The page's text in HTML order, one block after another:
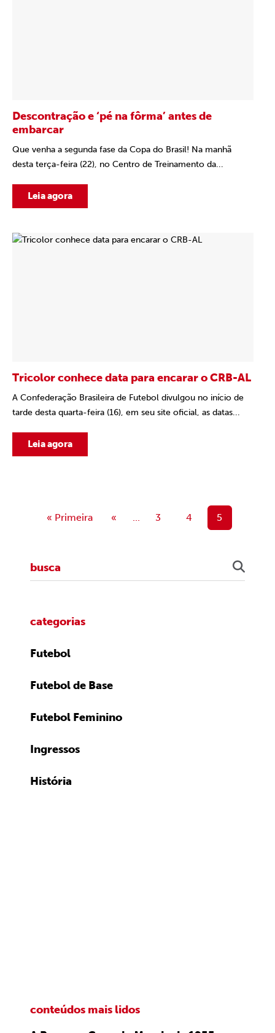
Descontração e ‘pé na fôrma’ antes de
embarcar
Que venha a segunda fase da Copa do Brasil! Na manhã
desta terça-feira (22), no Centro de Treinamento da...
Leia agora
Tricolor conhece data para encarar o CRB-AL
A Confederação Brasileira de Futebol divulgou no início de
tarde desta quarta-feira (16), em seu site oficial, as datas...
Leia agora
« Primeira « ... 3 4 5
categorias
Futebol
Futebol de Base
Futebol Feminino
Ingressos
História
conteúdos mais lidos